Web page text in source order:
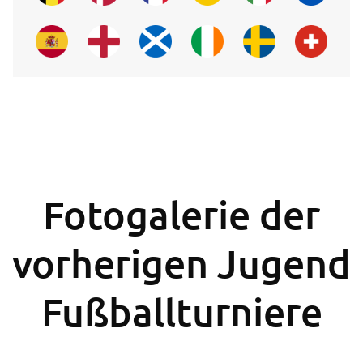
Fotogalerie der
vorherigen Jugend
Fußballturniere